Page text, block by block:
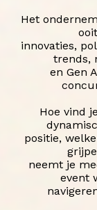
Het
innovaties,
trends,
en Gen
Hoe vind
positie,
neemt je
event